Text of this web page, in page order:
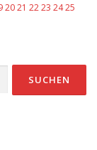
2021 2223 2425